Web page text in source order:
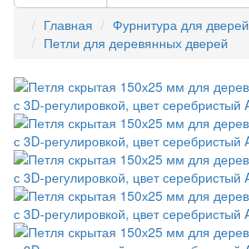
Главная Фурнитура для дверей
Петли для деревянных дверей